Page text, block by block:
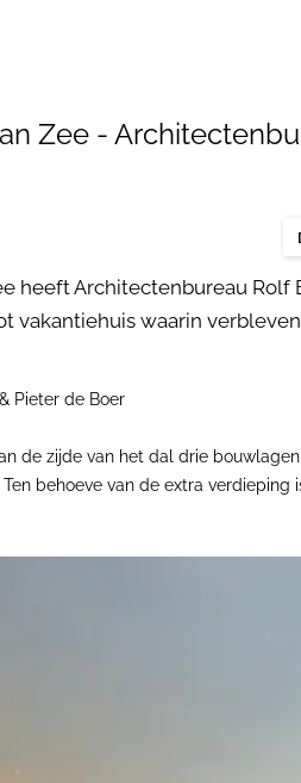
Zee -
heeft Architectenbureau
vakantiehuis waarin
Pieter de Boer
de zijde van het dal drie
behoeve van de extra